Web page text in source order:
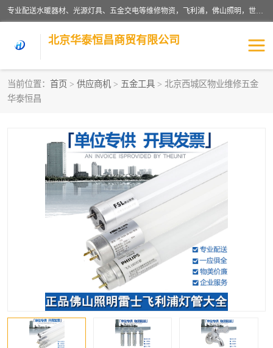
专业配送水暖器材、光源灯具、五金交电等维修物资，飞利浦，佛山照明，世达，博世，九牧，特陶等各产品涉及国内外知名品牌。公司专注与物业、学校、酒店、工厂等单位合作，提供一站式配送服务，降低客户综合成本。依托电子商务改变传统模式，以专业的团队为客户提供24H物资配送到达，货到月结、统一开票，便捷退换等服务，提高了企业的运营效率。
北京华泰恒昌商贸有限公司
当前位置： 首页 > 供应商机 > 五金工具 > 北京西城区物业维修五金
华泰恒昌
水暖阀门
涂料辅材